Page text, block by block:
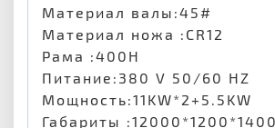
Материал валы:45#
Материал ножа :CR12
Рама :400H
Питание:380 V 50/60 HZ
Мощность:11KW*2+5.5KW
Габариты :12000*1200*1400